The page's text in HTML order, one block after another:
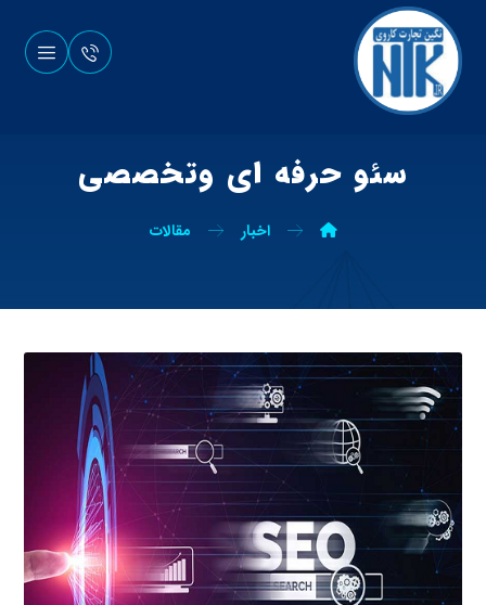
سئو حرفه ای وتخصصی
اخبار مقالات